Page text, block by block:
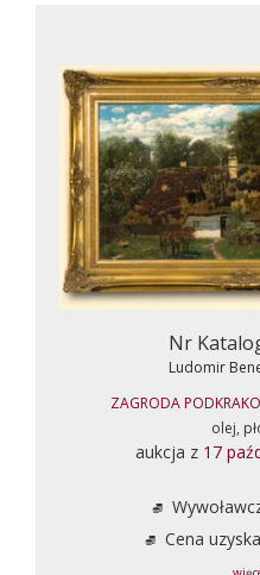
Nr
Ludomir
ZAGRODA
olej,
aukcja z 17
Cena